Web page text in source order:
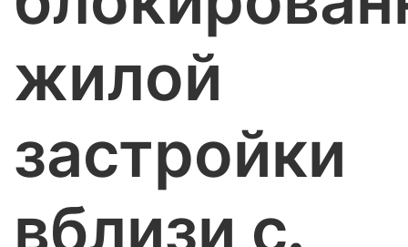
жилой
застройки